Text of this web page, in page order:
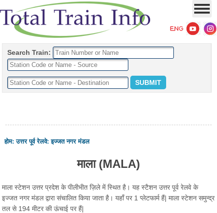
Search Train:
होम:उत्तर पूर्व रेलवे:इज्जत नगर मंडल
माला (MALA)
माला स्टेशन उत्तर प्रदेश के पीलीभीत ज़िले में स्थित है। यह स्टैशन उत्तर पूर्व रेलवे के
इज्जत नगर मंडल द्वारा संचालित किया जाता है। यहाँ पर 1 प्लेटफार्म हैं| माला स्टेशन समुन्द्र
तल से 194 मीटर की ऊंचाई पर हैं|